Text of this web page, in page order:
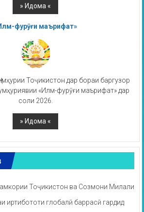
фурӯғи маърифат»
Тоҷикистон дар бораи баргузор
«Илм-фурӯғи маърифат» дар
соли 2026.
Тоҷикистон ва Созмони Милали
иртибототи глобалӣ баррасӣ гардид